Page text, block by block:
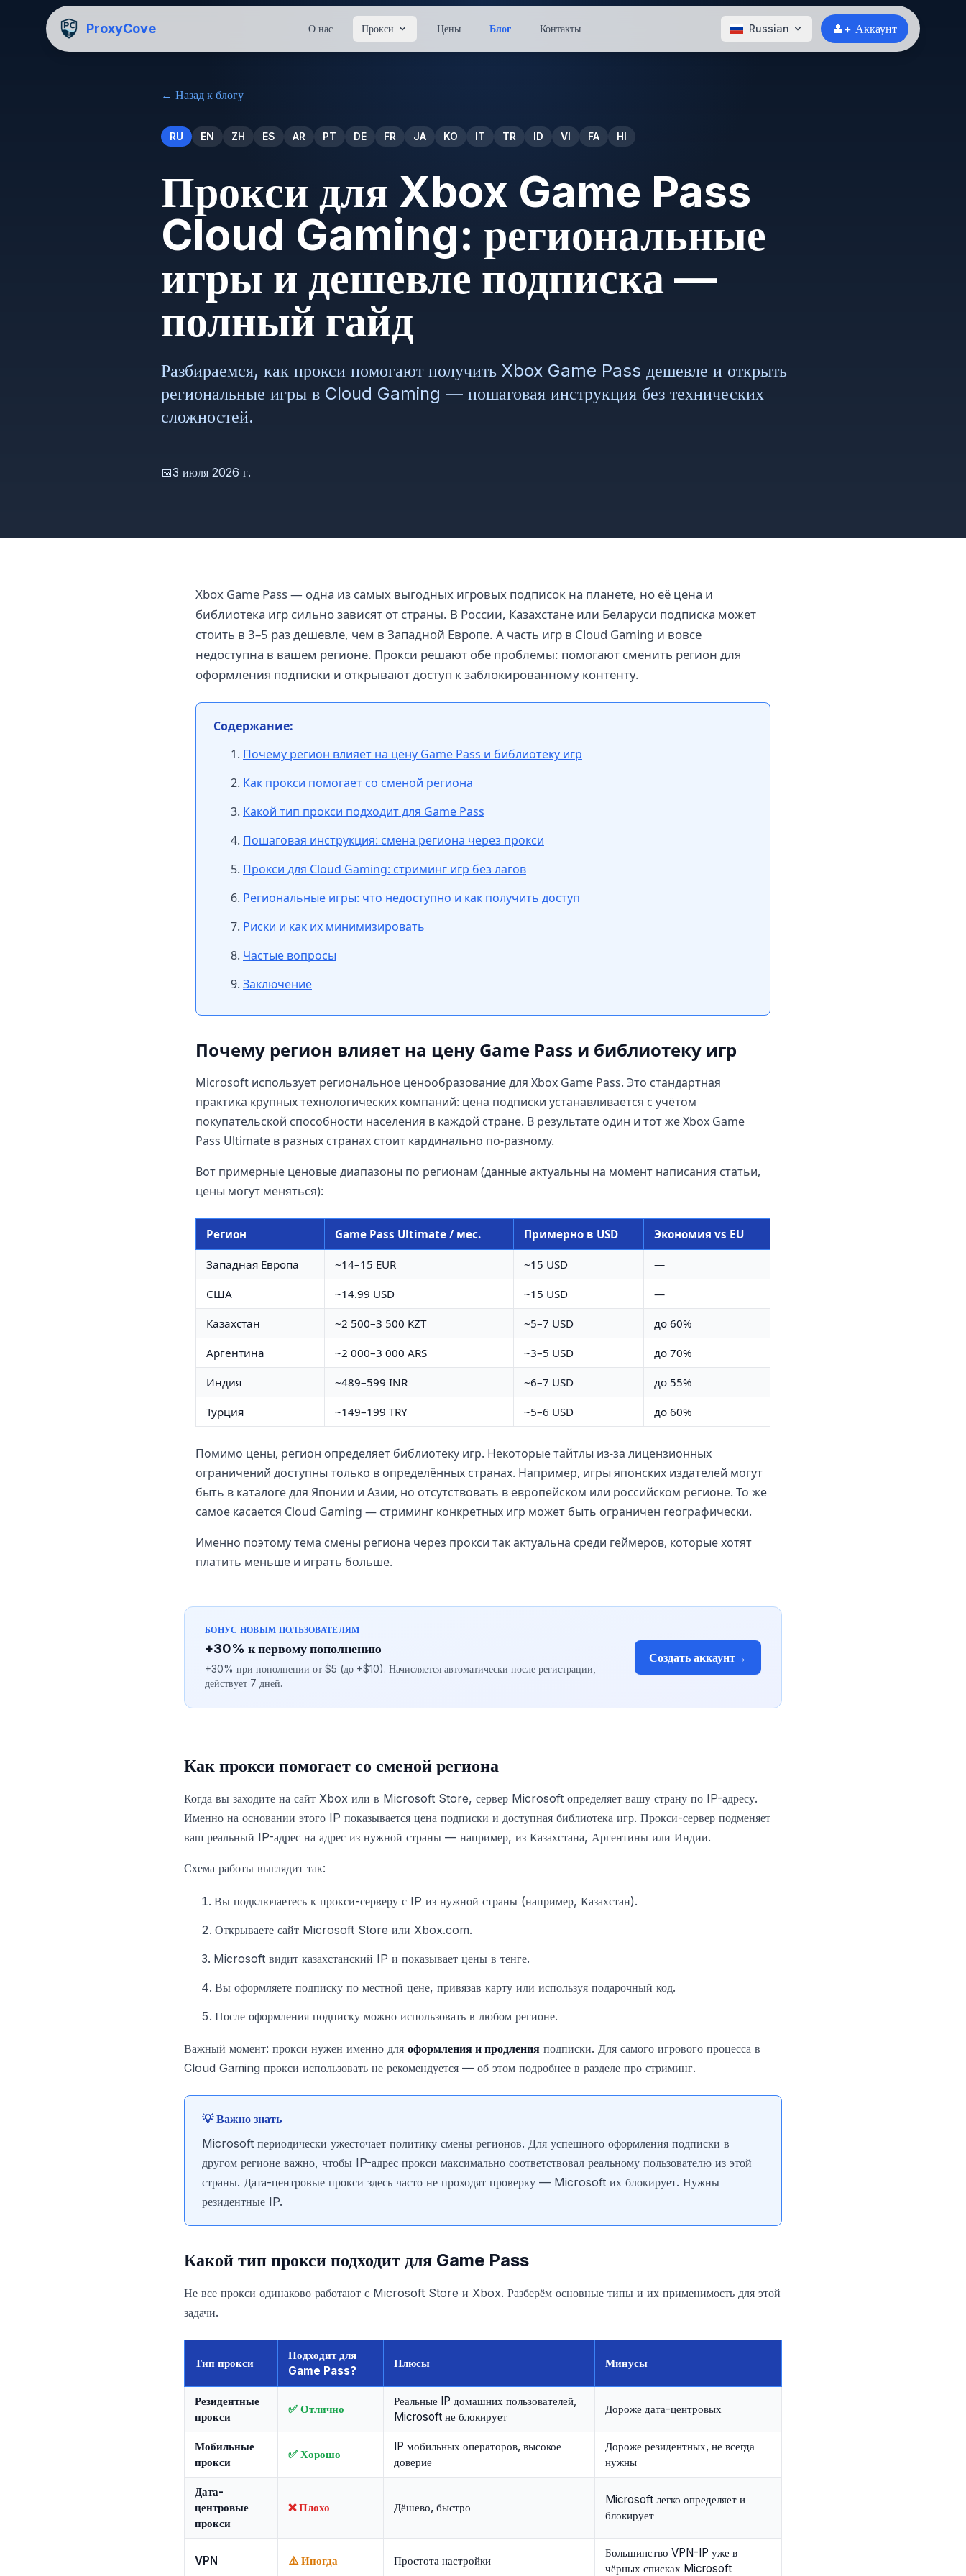
ProxyCove О нас Прокси Цены Блог Контакты Russian 👤+ Аккаунт
← Назад к блогу
RU EN ZH ES AR PT DE FR JA KO IT TR ID VI FA HI
Прокси для Xbox Game Pass
Cloud Gaming: региональные
игры и дешевле подписка —
полный гайд
Разбираемся, как прокси помогают получить Xbox Game Pass дешевле и открыть
региональные игры в Cloud Gaming — пошаговая инструкция без технических
сложностей.
📅3 июля 2026 г.
Xbox Game Pass — одна из самых выгодных игровых подписок на планете, но её цена и
библиотека игр сильно зависят от страны. В России, Казахстане или Беларуси подписка может
стоить в 3–5 раз дешевле, чем в Западной Европе. А часть игр в Cloud Gaming и вовсе
недоступна в вашем регионе. Прокси решают обе проблемы: помогают сменить регион для
оформления подписки и открывают доступ к заблокированному контенту.
Содержание:
Почему регион влияет на цену Game Pass и библиотеку игр
Как прокси помогает со сменой региона
Какой тип прокси подходит для Game Pass
Пошаговая инструкция: смена региона через прокси
Прокси для Cloud Gaming: стриминг игр без лагов
Региональные игры: что недоступно и как получить доступ
Риски и как их минимизировать
Частые вопросы
Заключение
Почему регион влияет на цену Game Pass и библиотеку игр
Microsoft использует региональное ценообразование для Xbox Game Pass. Это стандартная
практика крупных технологических компаний: цена подписки устанавливается с учётом
покупательской способности населения в каждой стране. В результате один и тот же Xbox Game
Pass Ultimate в разных странах стоит кардинально по-разному.
Вот примерные ценовые диапазоны по регионам (данные актуальны на момент написания статьи,
цены могут меняться):
Регион Game Pass Ultimate / мес. Примерно в USD Экономия vs EU
Западная Европа ~14–15 EUR ~15 USD —
США ~14.99 USD ~15 USD —
Казахстан ~2 500–3 500 KZT ~5–7 USD до 60%
Аргентина ~2 000–3 000 ARS ~3–5 USD до 70%
Индия ~489–599 INR ~6–7 USD до 55%
Турция ~149–199 TRY ~5–6 USD до 60%
Помимо цены, регион определяет библиотеку игр. Некоторые тайтлы из-за лицензионных
ограничений доступны только в определённых странах. Например, игры японских издателей могут
быть в каталоге для Японии и Азии, но отсутствовать в европейском или российском регионе. То же
самое касается Cloud Gaming — стриминг конкретных игр может быть ограничен географически.
Именно поэтому тема смены региона через прокси так актуальна среди геймеров, которые хотят
платить меньше и играть больше.
БОНУС НОВЫМ ПОЛЬЗОВАТЕЛЯМ
+30% к первому пополнению
+30% при пополнении от $5 (до +$10). Начисляется автоматически после регистрации,
действует 7 дней.
Создать аккаунт→
Как прокси помогает со сменой региона
Когда вы заходите на сайт Xbox или в Microsoft Store, сервер Microsoft определяет вашу страну по IP-адресу.
Именно на основании этого IP показывается цена подписки и доступная библиотека игр. Прокси-сервер подменяет
ваш реальный IP-адрес на адрес из нужной страны — например, из Казахстана, Аргентины или Индии.
Схема работы выглядит так:
Вы подключаетесь к прокси-серверу с IP из нужной страны (например, Казахстан).
Открываете сайт Microsoft Store или Xbox.com.
Microsoft видит казахстанский IP и показывает цены в тенге.
Вы оформляете подписку по местной цене, привязав карту или используя подарочный код.
После оформления подписку можно использовать в любом регионе.
Важный момент: прокси нужен именно для оформления и продления подписки. Для самого игрового процесса в
Cloud Gaming прокси использовать не рекомендуется — об этом подробнее в разделе про стриминг.
💡 Важно знать
Microsoft периодически ужесточает политику смены регионов. Для успешного оформления подписки в
другом регионе важно, чтобы IP-адрес прокси максимально соответствовал реальному пользователю из этой
страны. Дата-центровые прокси здесь часто не проходят проверку — Microsoft их блокирует. Нужны
резидентные IP.
Какой тип прокси подходит для Game Pass
Не все прокси одинаково работают с Microsoft Store и Xbox. Разберём основные типы и их применимость для этой
задачи.
Тип прокси
Подходит для
Game Pass?
Плюсы Минусы
Резидентные
прокси
✅ Отлично
Реальные IP домашних пользователей,
Microsoft не блокирует
Дороже дата-центровых
Мобильные
прокси
✅ Хорошо
IP мобильных операторов, высокое
доверие
Дороже резидентных, не всегда
нужны
Дата-
центровые
прокси
❌ Плохо Дёшево, быстро
Microsoft легко определяет и
блокирует
VPN ⚠️ Иногда Простота настройки
Большинство VPN-IP уже в
чёрных списках Microsoft